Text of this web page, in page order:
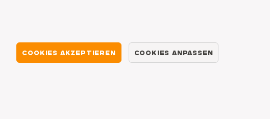
COOKIES AKZEPTIEREN COOKIES ANPASSEN